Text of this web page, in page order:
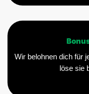
Wir belohnen dich für
löse sie